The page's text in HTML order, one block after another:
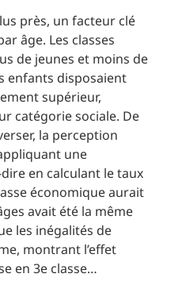
près, un facteur clé
âge. Les classes
de jeunes et moins de
enfants disposaient
supérieur,
catégorie sociale. De
la perception
une
en calculant le taux
économique aurait
avait été la même
les inégalités de
montrant l’effet
en 3e classe…